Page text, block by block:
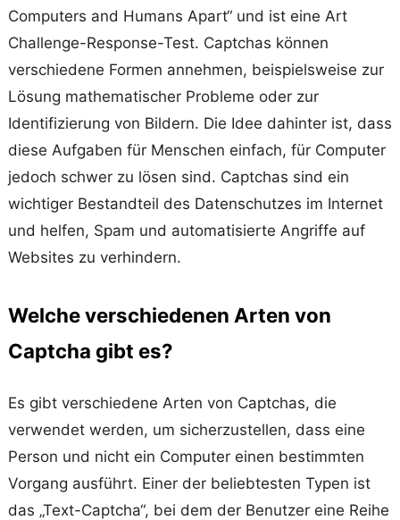
Computers and Humans Apart“ und ist eine Art
Challenge-Response-Test. Captchas können
verschiedene Formen annehmen, beispielsweise zur
Lösung mathematischer Probleme oder zur
Identifizierung von Bildern. Die Idee dahinter ist, dass
diese Aufgaben für Menschen einfach, für Computer
jedoch schwer zu lösen sind. Captchas sind ein
wichtiger Bestandteil des Datenschutzes im Internet
und helfen, Spam und automatisierte Angriffe auf
Websites zu verhindern.
Welche verschiedenen Arten von
Captcha gibt es?
Es gibt verschiedene Arten von Captchas, die
verwendet werden, um sicherzustellen, dass eine
Person und nicht ein Computer einen bestimmten
Vorgang ausführt. Einer der beliebtesten Typen ist
das „Text-Captcha“, bei dem der Benutzer eine Reihe